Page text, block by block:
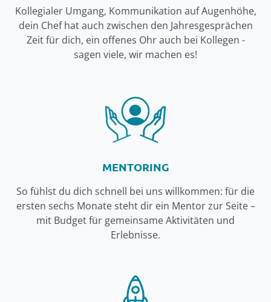
Kollegialer Umgang, Kommunikation auf Augenhöhe,
dein Chef hat auch zwischen den Jahresgesprächen
Zeit für dich, ein offenes Ohr auch bei Kollegen -
sagen viele, wir machen es!
MENTORING
So fühlst du dich schnell bei uns willkommen: für die
ersten sechs Monate steht dir ein Mentor zur Seite –
mit Budget für gemeinsame Aktivitäten und
Erlebnisse.